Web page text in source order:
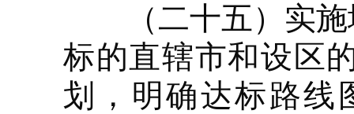
（二十五）实施
标的直辖市和设区
划，明确达标路线